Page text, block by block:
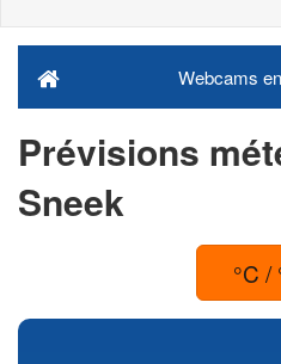
Webcams
Prévisions
Sneek
°C /